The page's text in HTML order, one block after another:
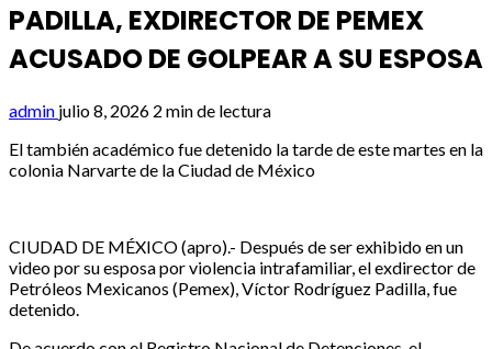
PADILLA, EXDIRECTOR DE PEMEX
ACUSADO DE GOLPEAR A SU ESPOSA
admin julio 8, 2026 2 min de lectura
El también académico fue detenido la tarde de este martes en la
colonia Narvarte de la Ciudad de México
CIUDAD DE MÉXICO (apro).- Después de ser exhibido en un
video por su esposa por violencia intrafamiliar, el exdirector de
Petróleos Mexicanos (Pemex), Víctor Rodríguez Padilla, fue
detenido.